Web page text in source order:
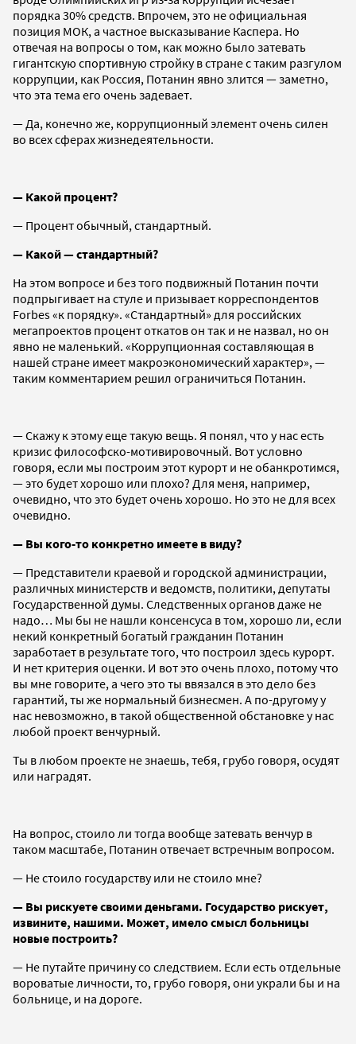
порядка 30% средств. Впрочем, это не официальная
позиция МОК, а частное высказывание Каспера. Но
отвечая на вопросы о том, как можно было затевать
гигантскую спортивную стройку в стране с таким разгулом
коррупции, как Россия, Потанин явно злится — заметно,
что эта тема его очень задевает.
— Да, конечно же, коррупционный элемент очень силен
во всех сферах жизнедеятельности.
— Какой процент?
— Процент обычный, стандартный.
— Какой — стандартный?
На этом вопросе и без того подвижный Потанин почти
подпрыгивает на стуле и призывает корреспондентов
Forbes «к порядку». «Стандартный» для российских
мегапроектов процент откатов он так и не назвал, но он
явно не маленький. «Коррупционная составляющая в
нашей стране имеет макроэкономический характер», —
таким комментарием решил ограничиться Потанин.
— Скажу к этому еще такую вещь. Я понял, что у нас есть
кризис философско-мотивировочный. Вот условно
говоря, если мы построим этот курорт и не обанкротимся,
— это будет хорошо или плохо? Для меня, например,
очевидно, что это будет очень хорошо. Но это не для всех
очевидно.
— Вы кого-то конкретно имеете в виду?
— Представители краевой и городской администрации,
различных министерств и ведомств, политики, депутаты
Государственной думы. Следственных органов даже не
надо… Мы бы не нашли консенсуса в том, хорошо ли, если
некий конкретный богатый гражданин Потанин
заработает в результате того, что построил здесь курорт.
И нет критерия оценки. И вот это очень плохо, потому что
вы мне говорите, а чего это ты ввязался в это дело без
гарантий, ты же нормальный бизнесмен. А по-другому у
нас невозможно, в такой общественной обстановке у нас
любой проект венчурный.
Ты в любом проекте не знаешь, тебя, грубо говоря, осудят
или наградят.
На вопрос, стоило ли тогда вообще затевать венчур в
таком масштабе, Потанин отвечает встречным вопросом.
— Не стоило государству или не стоило мне?
— Вы рискуете своими деньгами. Государство рискует,
извините, нашими. Может, имело смысл больницы
новые построить?
— Не путайте причину со следствием. Если есть отдельные
вороватые личности, то, грубо говоря, они украли бы и на
больнице, и на дороге.